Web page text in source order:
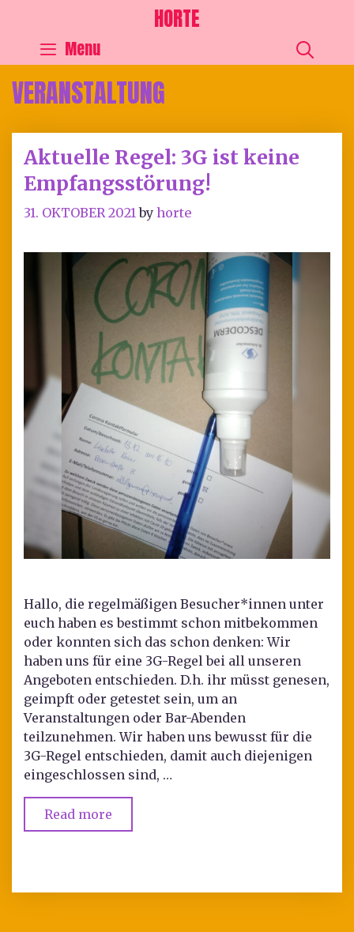
HORTE
Menu
VERANSTALTUNG
Aktuelle Regel: 3G ist keine
Empfangsstörung!
31. OKTOBER 2021 byhorte
Hallo, die regelmäßigen Besucher*innen unter
euch haben es bestimmt schon mitbekommen
oder konnten sich das schon denken: Wir
haben uns für eine 3G-Regel bei all unseren
Angeboten entschieden. D.h. ihr müsst genesen,
geimpft oder getestet sein, um an
Veranstaltungen oder Bar-Abenden
teilzunehmen. Wir haben uns bewusst für die
3G-Regel entschieden, damit auch diejenigen
eingeschlossen sind, …
Read more